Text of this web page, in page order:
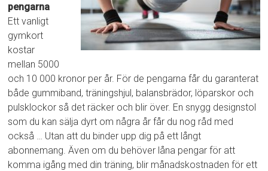
pengarna
Ett vanligt
gymkort
kostar
mellan 5000
och 10 000 kronor per år. För de pengarna får du garanterat
både gummiband, träningshjul, balansbrädor, löparskor och
pulsklockor så det räcker och blir över. En snygg designstol
som du kan sälja dyrt om några år får du nog råd med
också … Utan att du binder upp dig på ett långt
abonnemang. Även om du behöver låna pengar för att
komma igång med din träning, blir månadskostnaden för ett